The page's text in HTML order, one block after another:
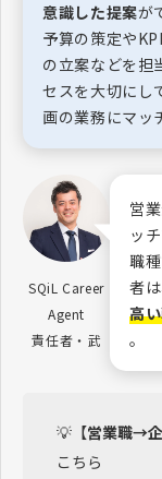
意識した提案が
予算の策定や
の立案などを担
セスを大切にし
画の業務にマッ
SQiL Career
Agent
責任者・武
営
ッ
職
者
高
。
💡【営業職→
こちら